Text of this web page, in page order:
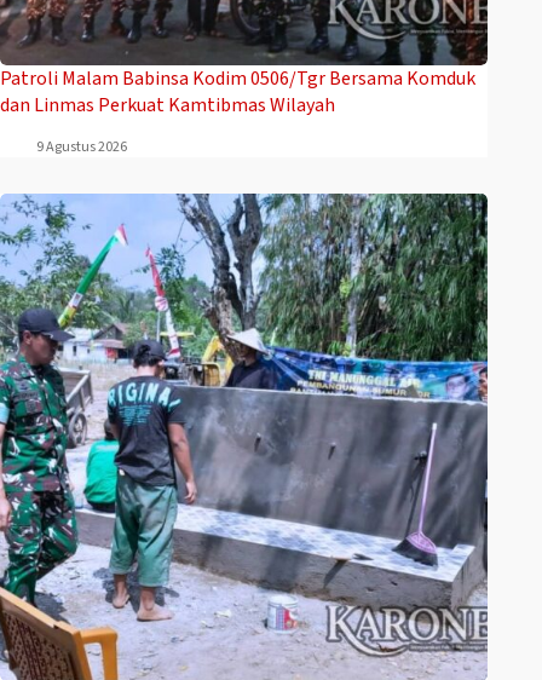
Patroli Malam Babinsa Kodim 0506/Tgr Bersama Komduk
dan Linmas Perkuat Kamtibmas Wilayah
9 Agustus 2026